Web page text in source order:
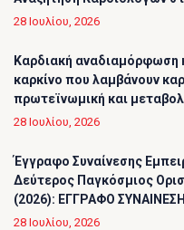
28 Ιουλίου, 2026
Καρδιακή αναδιαμόρφωση
καρκίνο που λαμβάνουν
πρωτεϊνωμική και
28 Ιουλίου, 2026
Έγγραφο Συναίνεσης
Δεύτερος Παγκόσμιος
(2026): ΕΓΓΡΑΦΟ
28 Ιουλίου, 2026